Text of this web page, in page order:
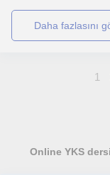
daha fazlasını
1
Online YKS